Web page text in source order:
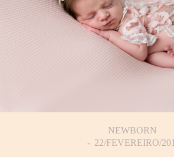
NEWBORN
22/FEVEREIRO/